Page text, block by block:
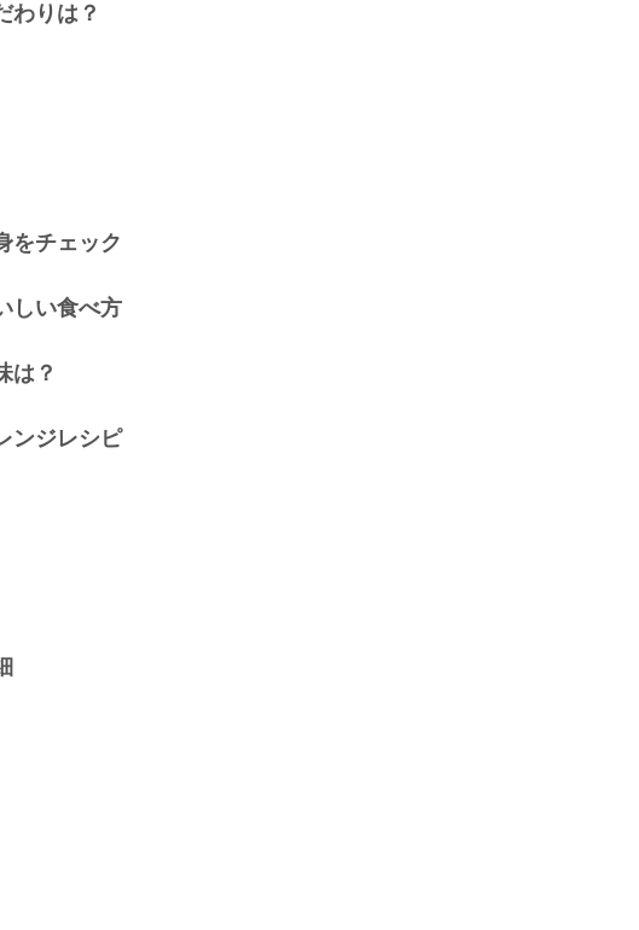
わりは？
をチェック
しい食べ方
は？
ンジレシピ